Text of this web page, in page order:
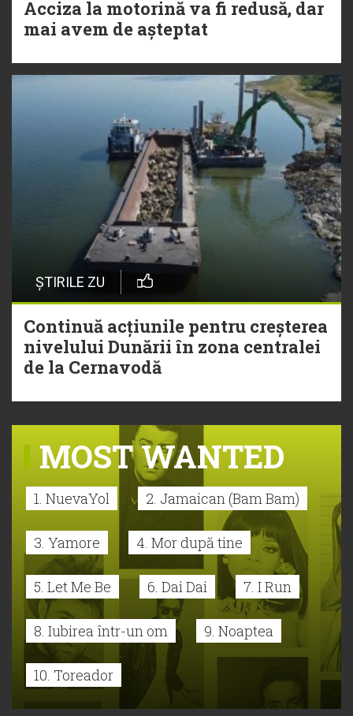
Acciza la motorină va fi redusă, dar
mai avem de așteptat
ȘTIRILE ZU
Continuă acțiunile pentru creșterea
nivelului Dunării în zona centralei
de la Cernavodă
MOST WANTED
1. NuevaYol 2. Jamaican (Bam Bam)
3. Yamore 4. Mor după tine
5. Let Me Be 6. Dai Dai 7. I Run
8. Iubirea într-un om 9. Noaptea
10. Toreador